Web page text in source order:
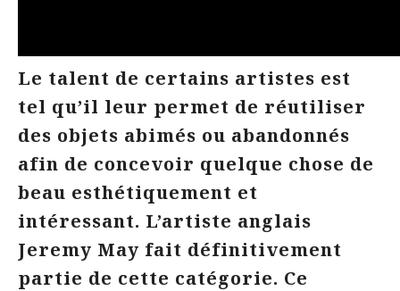
Le talent de certains artistes est
tel qu’il leur permet de réutiliser
des objets abimés ou abandonnés
afin de concevoir quelque chose de
beau esthétiquement et
intéressant. L’artiste anglais
Jeremy May fait définitivement
partie de cette catégorie. Ce